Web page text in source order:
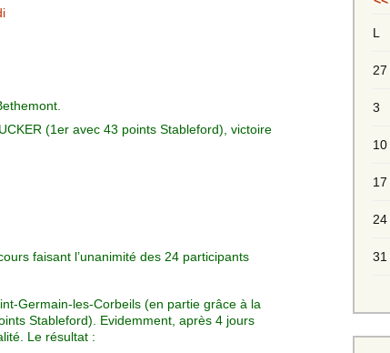
les joueurs
Championnat interclubs
Equipe Mid-Amateurs
(1er avec 43 points Stableford), victoire
faisant l’unanimité des 24 participants
Germain-les-Corbeils (en partie grâce à la
Stableford). Evidemment, après 4 jours
Le résultat :
L
27
3
10
17
24
31